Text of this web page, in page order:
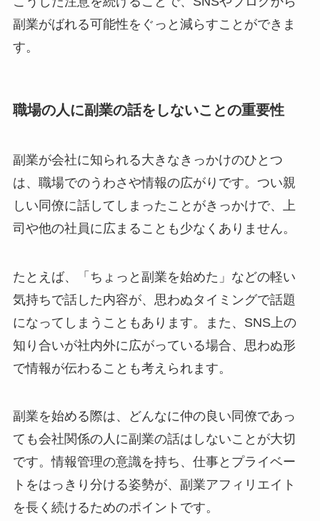
副業がばれる可能性をぐっと減らすことができま
す。
職場の人に副業の話をしないことの重要性
副業が会社に知られる大きなきっかけのひとつ
は、職場でのうわさや情報の広がりです。つい親
しい同僚に話してしまったことがきっかけで、上
司や他の社員に広まることも少なくありません。
たとえば、「ちょっと副業を始めた」などの軽い
気持ちで話した内容が、思わぬタイミングで話題
になってしまうこともあります。また、SNS上の
知り合いが社内外に広がっている場合、思わぬ形
で情報が伝わることも考えられます。
副業を始める際は、どんなに仲の良い同僚であっ
ても会社関係の人に副業の話はしないことが大切
です。情報管理の意識を持ち、仕事とプライベー
トをはっきり分ける姿勢が、副業アフィリエイト
を長く続けるためのポイントです。